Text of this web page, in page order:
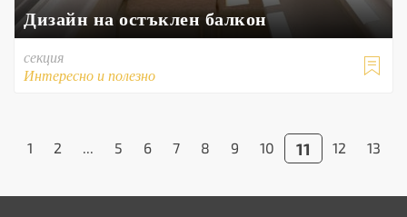
Дизайн на остъклен балкон

секция
Интересно и полезно
1 2 ... 5 6 7 8 9 10 11 12 13